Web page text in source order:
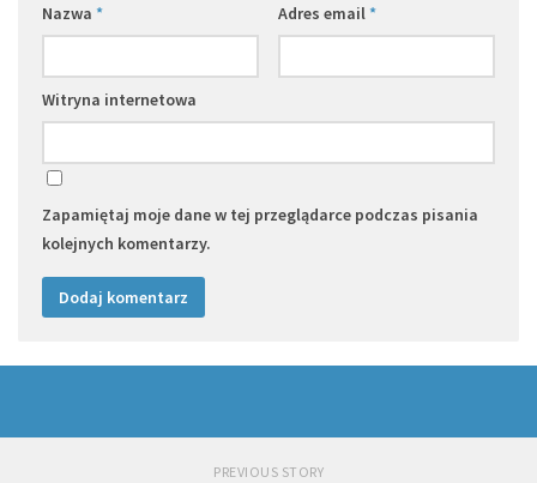
Nazwa * Adres email*
Witryna internetowa
Zapamiętaj moje dane w tej przeglądarce podczas pisania
kolejnych komentarzy.
PREVIOUS STORY